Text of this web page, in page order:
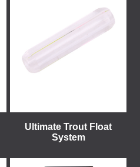
Ultimate Trout Float
System